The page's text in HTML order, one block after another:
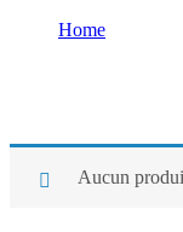
Home
Aucun